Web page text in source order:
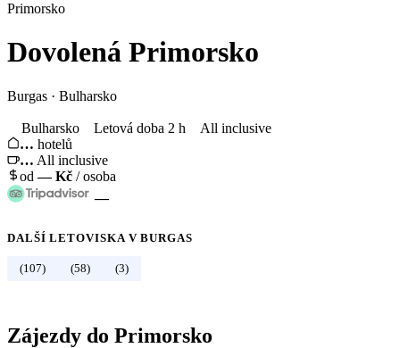
Primorsko
Dovolená Primorsko
Burgas · Bulharsko
Bulharsko Letová doba 2 h
All inclusive
… hotelů
… All inclusive
od—Kč / osoba
—
DALŠÍ LETOVISKA VBURGAS
(107) (58) (3)
Zájezdy do Primorsko